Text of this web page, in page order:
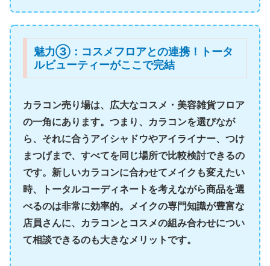
魅力③：コスメフロアとの連携！トータ
ルビューティーがここで完結
カラコン売り場は、広大なコスメ・美容雑貨フロア
の一角にあります。つまり、 カラコンを選びなが
ら、それに合うアイシャドウやアイライナー、つけ
まつげまで、すべてを同じ場所で比較検討できるの
です。新しいカラコンに合わせてメイクも変えたい
時、トータルコーディネートを考えながら商品を選
べるのは非常に効率的。メイクの専門知識が豊富な
店員さんに、カラコンとコスメの組み合わせについ
て相談できるのも大きなメリットです。